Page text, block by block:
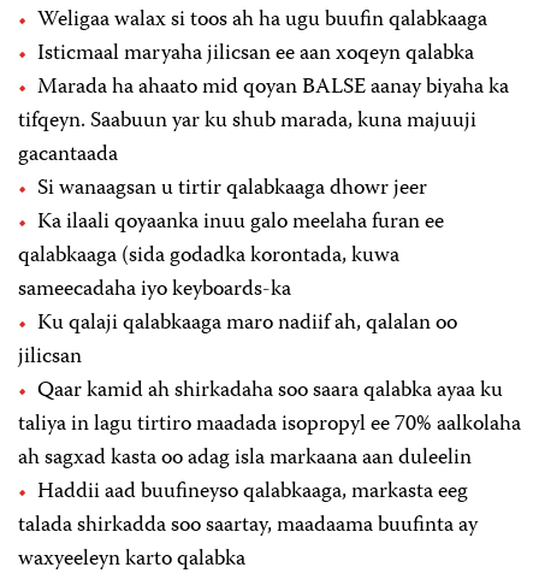
Weligaa walax si toos ah ha ugu buufin qalabkaaga
Isticmaal maryaha jilicsan ee aan xoqeyn qalabka
Marada ha ahaato mid qoyan BALSE aanay biyaha ka
tifqeyn. Saabuun yar ku shub marada, kuna majuuji
gacantaada
Si wanaagsan u tirtir qalabkaaga dhowr jeer
Ka ilaali qoyaanka inuu galo meelaha furan ee
qalabkaaga (sida godadka korontada, kuwa
sameecadaha iyo keyboards-ka
Ku qalaji qalabkaaga maro nadiif ah, qalalan oo
jilicsan
Qaar kamid ah shirkadaha soo saara qalabka ayaa ku
taliya in lagu tirtiro maadada isopropyl ee 70% aalkolaha
ah sagxad kasta oo adag isla markaana aan duleelin
Haddii aad buufineyso qalabkaaga, markasta eeg
talada shirkadda soo saartay, maadaama buufinta ay
waxyeeleyn karto qalabka